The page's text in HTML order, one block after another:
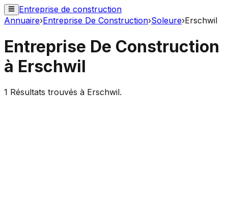
Entreprise de construction
Annuaire›Entreprise De Construction›Soleure›Erschwil
Entreprise De Construction
à Erschwil
1 Résultats trouvés à Erschwil.